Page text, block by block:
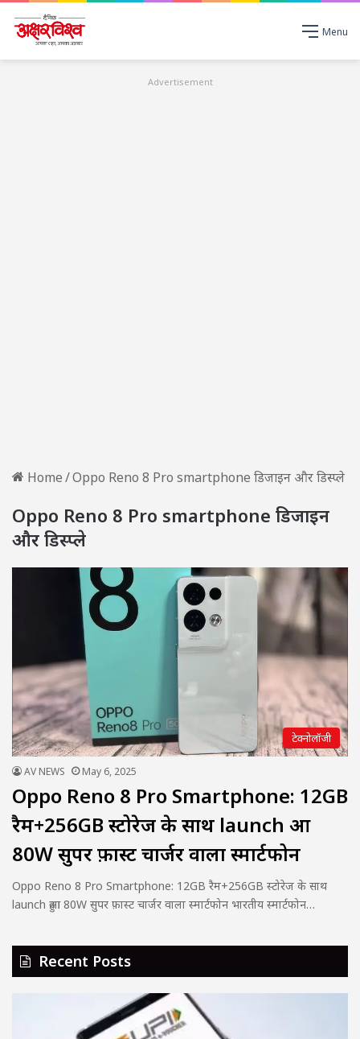
Menu
Advertisement
Home/Oppo Reno 8 Pro smartphone डिजाइन और डिस्प्ले
Oppo Reno 8 Pro smartphone डिजाइन
और डिस्प्ले
टेक्नोलॉजी
AV NEWS May 6, 2025
Oppo Reno 8 Pro Smartphone: 12GB
रैम+256GB स्टोरेज के साथ launch हुआ
80W सुपर फ़ास्ट चार्जर वाला स्मार्टफोन
Oppo Reno 8 Pro Smartphone: 12GB रैम+256GB स्टोरेज के साथ
launch हुआ 80W सुपर फ़ास्ट चार्जर वाला स्मार्टफोन भारतीय स्मार्टफोन…
Recent Posts